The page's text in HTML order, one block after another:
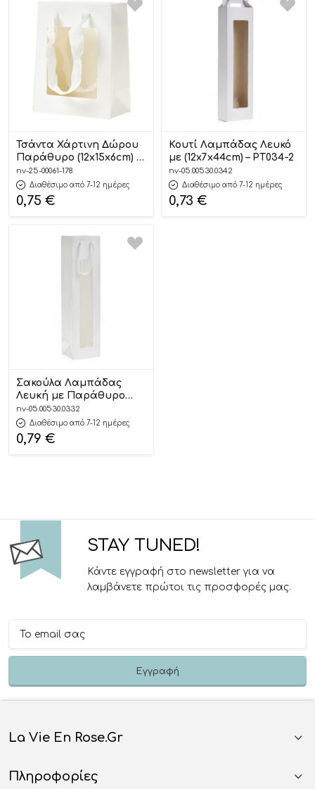
Τσάντα Χάρτινη Δώρου
Παράθυρο (12x15x6cm) –
ΡΤ078
nv-25-00061-178
Διαθέσιμο από 7-12 ημέρες
0,75 €
Κουτί Λαμπάδας Λευκό
με (12x7x44cm) – ΡΤ034-2
nv-05.00530.0342
Διαθέσιμο από 7-12 ημέρες
0,73 €
Σακούλα Λαμπάδας
Λευκή με Παράθυρο
(10x10x40cm) – ΡΤ033-2
nv-05.00530.0332
Διαθέσιμο από 7-12 ημέρες
0,79 €
STAY TUNED!
Κάντε εγγραφή στο newsletter για να
λαμβάνετε πρώτοι τις προσφορές μας.
La Vie En Rose.gr
Πληροφορίες